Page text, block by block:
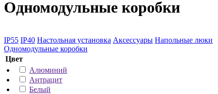
Одномодульные коробки
IP55 IP40 Настольная установка Аксессуары Напольные люки
Одномодульные коробки
Цвет
Алюминий
Антрацит
Белый